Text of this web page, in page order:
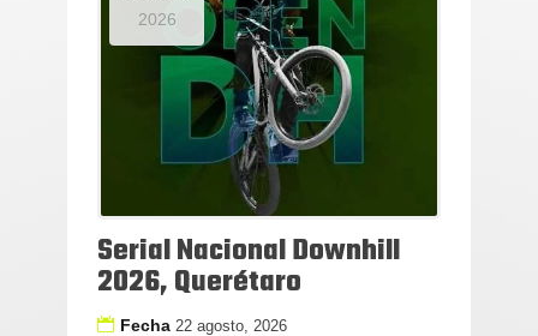
2026
Serial Nacional Downhill
2026, Querétaro
Fecha 22 agosto, 2026